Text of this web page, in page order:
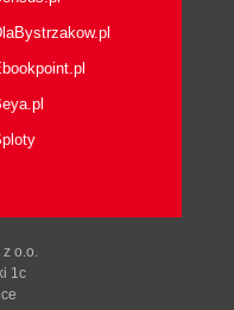
o.o.
1c